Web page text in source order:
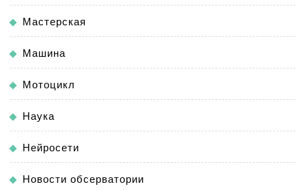
Мастерская
Машина
Мотоцикл
Наука
Нейросети
Новости обсерватории